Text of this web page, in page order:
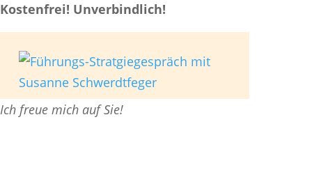
Kostenfrei! Unverbindlich!
Ich freue mich auf Sie!